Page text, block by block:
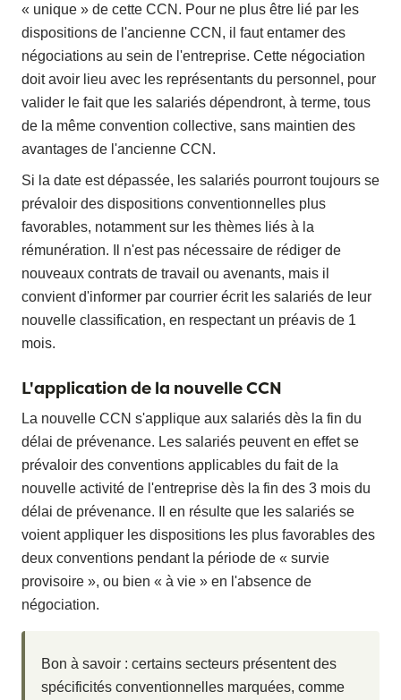
« unique » de cette CCN. Pour ne plus être lié par les
dispositions de l'ancienne CCN, il faut entamer des
négociations au sein de l'entreprise. Cette négociation
doit avoir lieu avec les représentants du personnel, pour
valider le fait que les salariés dépendront, à terme, tous
de la même convention collective, sans maintien des
avantages de l'ancienne CCN.
Si la date est dépassée, les salariés pourront toujours se
prévaloir des dispositions conventionnelles plus
favorables, notamment sur les thèmes liés à la
rémunération. Il n'est pas nécessaire de rédiger de
nouveaux contrats de travail ou avenants, mais il
convient d'informer par courrier écrit les salariés de leur
nouvelle classification, en respectant un préavis de 1
mois.
L'application de la nouvelle CCN
La nouvelle CCN s'applique aux salariés dès la fin du
délai de prévenance. Les salariés peuvent en effet se
prévaloir des conventions applicables du fait de la
nouvelle activité de l'entreprise dès la fin des 3 mois du
délai de prévenance. Il en résulte que les salariés se
voient appliquer les dispositions les plus favorables des
deux conventions pendant la période de « survie
provisoire », ou bien « à vie » en l'absence de
négociation.
Bon à savoir : certains secteurs présentent des
spécificités conventionnelles marquées, comme